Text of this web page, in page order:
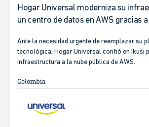
Hogar Universal moderniza su
un centro de datos en AWS gracias
Ante la necesidad urgente de reemplazar su
tecnológica, Hogar Universal confió en Ikusi
infraestructura a la nube pública de AWS.
Colombia